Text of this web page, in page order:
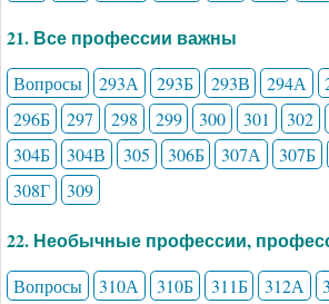
21. Все профессии важны
Вопросы 293А 293Б 293В 294А
296Б
297 298 299 300 301 302
304Б
304В 305 306Б 307А 307Б
308Г
309
22. Необычные профессии,
Вопросы 310А 310Б 311Б 312А